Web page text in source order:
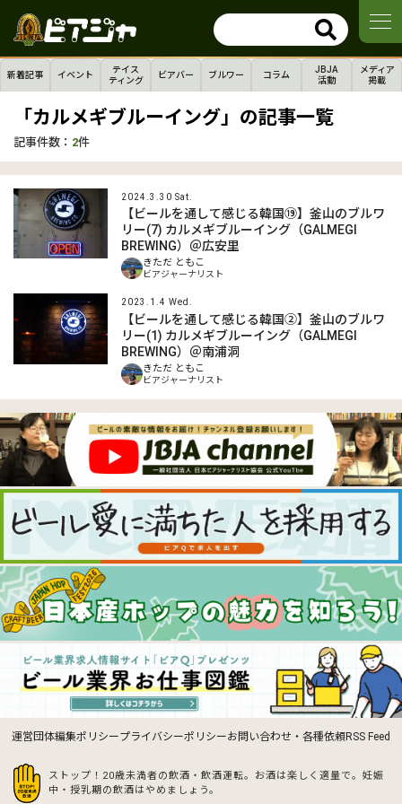
新着記事 イベント
テイス
ティング
ビアバー ブルワー コラム
JBJA
活動
メディア
掲載
「カルメギブルーイング」の記事一覧
記事件数： 2件
2024.3.30 Sat.
【ビールを通して感じる韓国⑲】釜山のブルワ
リー(7) カルメギブルーイング（GALMEGI
BREWING）＠広安里
きただ ともこ
ビアジャーナリスト
2023.1.4 Wed.
【ビールを通して感じる韓国➁】釜山のブルワ
リー(1) カルメギブルーイング（GALMEGI
BREWING）＠南浦洞
きただ ともこ
ビアジャーナリスト
運営団体編集ポリシープライバシーポリシーお問い合わせ・各種依頼RSS Feed
ストップ！20歳未満者の飲酒・飲酒運転。お酒は楽しく適量で。 妊娠
中・授乳期の飲酒はやめましょう。